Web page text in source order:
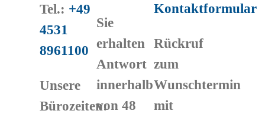
Tel.: +49
4531
8961100
Unsere
Bürozeiten:
Sie
erhalten
Antwort
innerhalb
von 48
Kontaktformular
Rückruf
zum
Wunschtermin
mit